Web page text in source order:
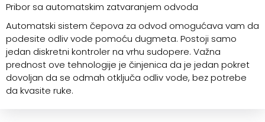
Pribor sa automatskim zatvaranjem odvoda
Automatski sistem čepova za odvod omogućava vam da
podesite odliv vode pomoću dugmeta. Postoji samo
jedan diskretni kontroler na vrhu sudopere. Važna
prednost ove tehnologije je činjenica da je jedan pokret
dovoljan da se odmah otključa odliv vode, bez potrebe
da kvasite ruke.